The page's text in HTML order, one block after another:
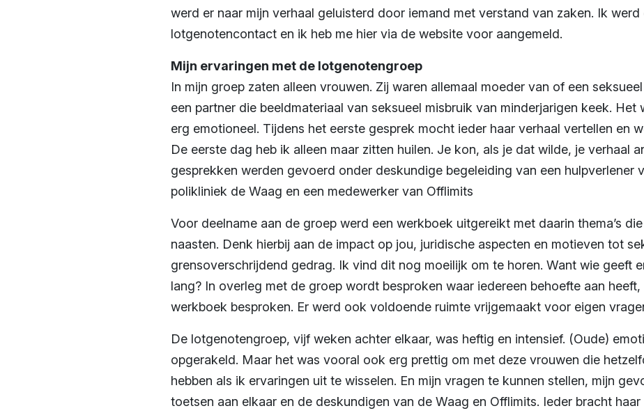
werd er naar mijn verhaal geluisterd door iemand met verstand van zaken. Ik
lotgenotencontact en ik heb me hier via de website voor aangemeld.
Mijn ervaringen met de lotgenotengroep
In mijn groep zaten alleen vrouwen. Zij waren allemaal moeder van of een
een partner die beeldmateriaal van seksueel misbruik van minderjarigen keek. Het
erg emotioneel. Tijdens het eerste gesprek mocht ieder haar verhaal vertellen en
De eerste dag heb ik alleen maar zitten huilen. Je kon, als je dat wilde, je verhaal
gesprekken werden gevoerd onder deskundige begeleiding van een hulpverlener
polikliniek de Waag en een medewerker van Offlimits
Voor deelname aan de groep werd een werkboek uitgereikt met daarin thema’s
naasten. Denk hierbij aan de impact op jou, juridische aspecten en motieven tot
grensoverschrijdend gedrag. Ik vind dit nog moeilijk om te horen. Want wie geeft
lang? In overleg met de groep wordt besproken waar iedereen behoefte aan heeft,
werkboek besproken. Er werd ook voldoende ruimte vrijgemaakt voor eigen
De lotgenotengroep, vijf weken achter elkaar, was heftig en intensief. (Oude)
opgerakeld. Maar het was vooral ook erg prettig om met deze vrouwen die
hebben als ik ervaringen uit te wisselen. En mijn vragen te kunnen stellen, mijn
toetsen aan elkaar en de deskundigen van de Waag en Offlimits. Ieder bracht haar